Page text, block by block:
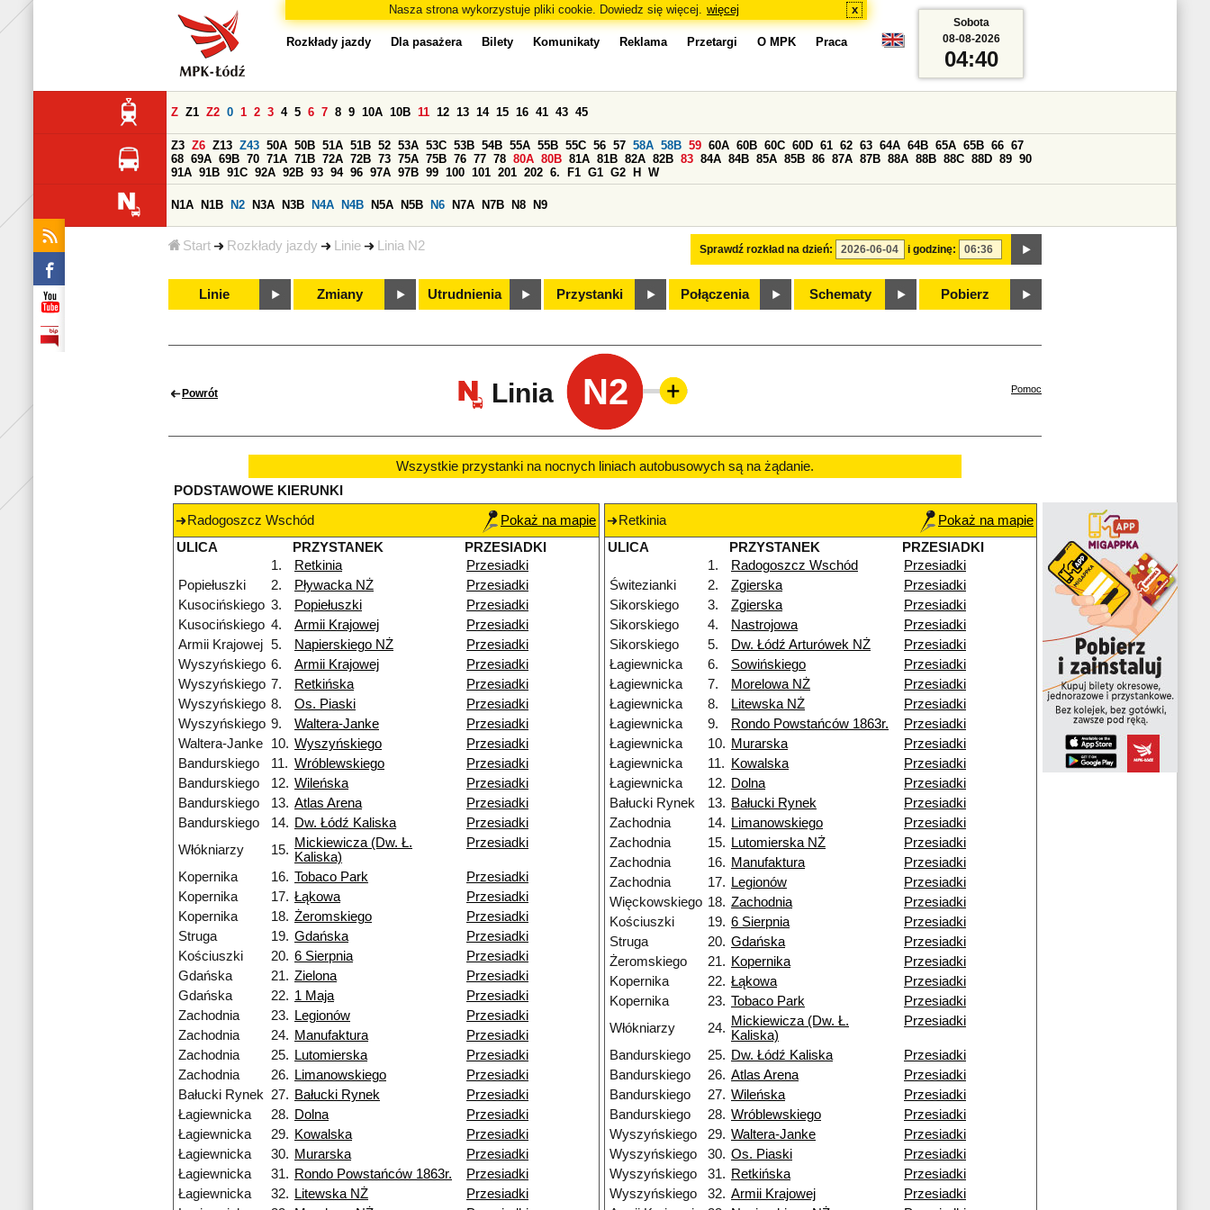
Nasza strona wykorzystuje pliki cookie. Dowiedz się więcej. więcej x
Start Rozkłady jazdy Linie Linia N2
Rozkłady jazdy Dla pasażera Bilety Komunikaty Reklama Przetargi O MPK Praca
Sprawdź rozkład na dzień: i godzinę:
Z Z1 Z2 0 1 2 3 4 5 6 7 8 9 10A 10B 11 12 13 14 15 16 41 43 45
Z3 Z6 Z13 Z43 50A 50B 51A 51B 52 53A 53C 53B 54B 55A 55B 55C 56 57 58A 58B 59 60A 60B 60C 60D 61 62 63 64A 64B 65A 65B 66 67
68 69A 69B 70 71A 71B 72A 72B 73 75A 75B 76 77 78 80A 80B 81A 81B 82A 82B 83 84A 84B 85A 85B 86 87A 87B 88A 88B 88C 88D 89 90
91A 91B 91C 92A 92B 93 94 96 97A 97B 99 100 101 201 202 6. F1 G1 G2 H W
N1A N1B N2 N3A N3B N4A N4B N5A N5B N6 N7A N7B N8 N9
Linie Zmiany Utrudnienia Przystanki Połączenia Schematy Pobierz
Sobota
08-08-2026
04:40
Powrót Linia N2 Pomoc
Wszystkie przystanki na nocnych liniach autobusowych są na żądanie.
PODSTAWOWE KIERUNKI
Radogoszcz Wschód
Pokaż na mapie
ULICA
PRZYSTANEK
PRZESIADKI
1.
Retkinia
Przesiadki
Popiełuszki
2. Pływacka NŻ
Przesiadki
Kusocińskiego 3. Popiełuszki
Przesiadki
Kusocińskiego 4. Armii Krajowej
Przesiadki
Armii Krajowej 5. Napierskiego NŻ
Przesiadki
Wyszyńskiego 6. Armii Krajowej
Przesiadki
Wyszyńskiego 7. Retkińska
Przesiadki
Wyszyńskiego 8. Os. Piaski
Przesiadki
Wyszyńskiego 9. Waltera-Janke
Przesiadki
Waltera-Janke
10. Wyszyńskiego
Przesiadki
Bandurskiego
11. Wróblewskiego
Przesiadki
Bandurskiego
12. Wileńska
Przesiadki
Bandurskiego
13. Atlas Arena
Przesiadki
Bandurskiego
14. Dw. Łódź Kaliska
Przesiadki
Włókniarzy
15. Mickiewicza (Dw. Ł.
Kaliska)
Przesiadki
Kopernika 16. Tobaco Park
Przesiadki
Kopernika
17. Łąkowa
Przesiadki
Kopernika
18. Żeromskiego
Przesiadki
Struga
19. Gdańska
Przesiadki
Kościuszki
20. 6 Sierpnia
Przesiadki
Gdańska
21. Zielona
Przesiadki
Gdańska
22. 1 Maja
Przesiadki
Zachodnia
23. Legionów
Przesiadki
Zachodnia
24. Manufaktura
Przesiadki
Zachodnia
25. Lutomierska
Przesiadki
Zachodnia
26. Limanowskiego
Przesiadki
Bałucki Rynek
27. Bałucki Rynek
Przesiadki
Łagiewnicka
28. Dolna
Przesiadki
Łagiewnicka
29. Kowalska
Przesiadki
Łagiewnicka
30. Murarska
Przesiadki
Łagiewnicka
31. Rondo Powstańców 1863r.
Przesiadki
Łagiewnicka
32. Litewska NŻ
Przesiadki
Retkinia
Pokaż na mapie
ULICA
PRZYSTANEK
PRZESIADKI
1.
Radogoszcz Wschód
Przesiadki
Świtezianki
2. Zgierska
Przesiadki
Sikorskiego
3. Zgierska
Przesiadki
Sikorskiego
4. Nastrojowa
Przesiadki
Sikorskiego
5. Dw. Łódź Arturówek NŻ
Przesiadki
Łagiewnicka
6. Sowińskiego
Przesiadki
Łagiewnicka
7. Morelowa NŻ
Przesiadki
Łagiewnicka
8. Litewska NŻ
Przesiadki
Łagiewnicka
9. Rondo Powstańców 1863r.
Przesiadki
Łagiewnicka
10. Murarska
Przesiadki
Łagiewnicka
11. Kowalska
Przesiadki
Łagiewnicka
12. Dolna
Przesiadki
Bałucki Rynek
13. Bałucki Rynek
Przesiadki
Zachodnia
14. Limanowskiego
Przesiadki
Zachodnia
15. Lutomierska NŻ
Przesiadki
Zachodnia
16. Manufaktura
Przesiadki
Zachodnia
17. Legionów
Przesiadki
Więckowskiego 18. Zachodnia
Przesiadki
Kościuszki
19. 6 Sierpnia
Przesiadki
Struga
20. Gdańska
Przesiadki
Żeromskiego
21. Kopernika
Przesiadki
Kopernika
22. Łąkowa
Przesiadki
Kopernika
23. Tobaco Park
Przesiadki
Włókniarzy
24. Mickiewicza (Dw. Ł.
Kaliska)
Przesiadki
Bandurskiego 25. Dw. Łódź Kaliska
Przesiadki
Bandurskiego
26. Atlas Arena
Przesiadki
Bandurskiego
27. Wileńska
Przesiadki
Bandurskiego
28. Wróblewskiego
Przesiadki
Wyszyńskiego
29. Waltera-Janke
Przesiadki
Wyszyńskiego
30. Os. Piaski
Przesiadki
Wyszyńskiego
31. Retkińska
Przesiadki
Wyszyńskiego
32. Armii Krajowej
Przesiadki